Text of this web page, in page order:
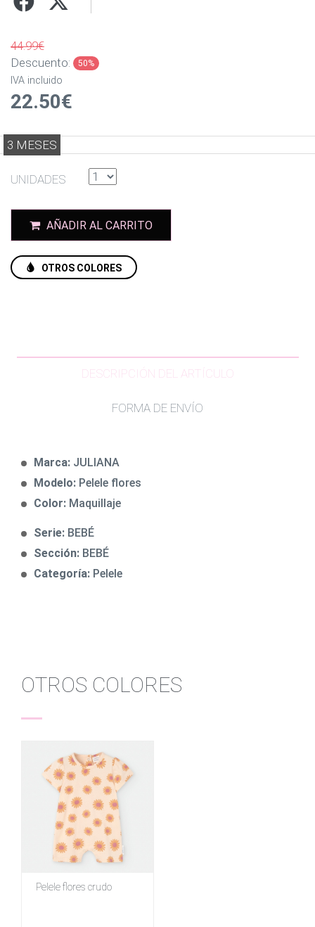
44.99€
Descuento:
50%
IVA incluido
22.50€
3 MESES
UNIDADES
AÑADIR AL CARRITO
OTROS COLORES
DESCRIPCIÓN DEL ARTÍCULO
FORMA DE ENVÍO
Marca: JULIANA
Modelo: Pelele flores
Color: Maquillaje
Serie: BEBÉ
Sección: BEBÉ
Categoría: Pelele
OTROS COLORES
Pelele flores crudo